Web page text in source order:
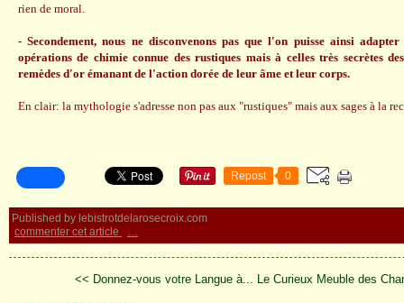
rien de moral.
- Secondement, nous ne disconvenons pas que l'on puisse ainsi
opérations de chimie connue des rustiques mais à celles très secrètes
remèdes d'or émanant de l'action dorée de leur âme et leur corps.
En clair: la mythologie s'adresse non pas aux "rustiques" mais aux sages à la
Repost 0
Published by lebistrotdelarosecroix.com
commenter cet article
…
<< Donnez-vous votre Langue à... Le Curieux Meuble des